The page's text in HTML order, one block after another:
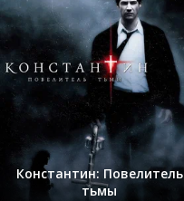
Константин: Повелитель
тьмы